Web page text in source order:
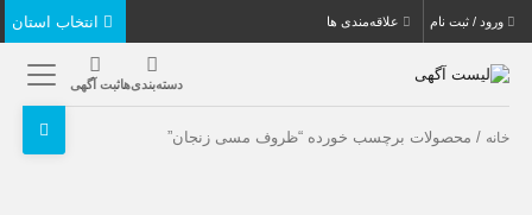
ورود / ثبت نام علاقه‌مندی ها
دسته‌بندی‌هاثبت آگهی
خانه / محصولات برچسب خورده “ظروف مسی زنجان”